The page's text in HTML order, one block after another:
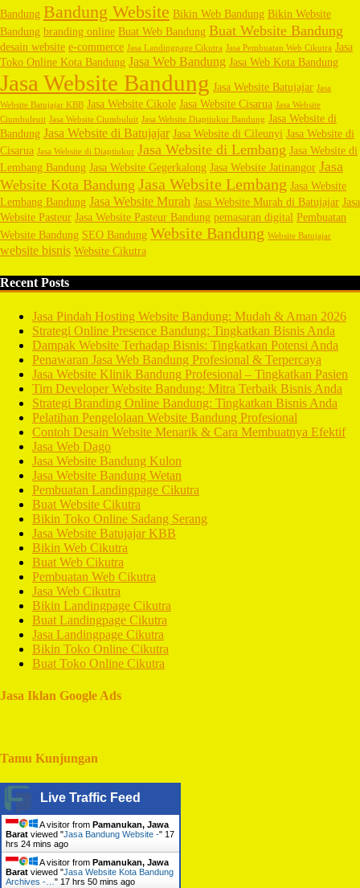
Bandung Bandung Website Bikin Web Bandung Bikin Website
Bandung branding online Buat Web Bandung Buat Website Bandung
desain website e-commerce Jasa Landingpage Cikutra Jasa Pembuatan Web Cikutra Jasa
Toko Online Kota Bandung Jasa Web Bandung Jasa Web Kota Bandung
Jasa Website Bandung Jasa Website Batujajar Jasa
Website Batujajar KBB Jasa Website Cikole Jasa Website Cisarua Jasa Website
Ciumbuleuit Jasa Website Ciumbuluit Jasa Website Diaptiukur Bandung Jasa Website di
Bandung Jasa Website di Batujajar Jasa Website di Cileunyi Jasa Website di
Cisarua Jasa Website di Diaptiukur Jasa Website di Lembang Jasa Website di
Lembang Bandung Jasa Website Gegerkalong Jasa Website Jatinangor Jasa
Website Kota Bandung Jasa Website Lembang Jasa Website
Lembang Bandung Jasa Website Murah Jasa Website Murah di Batujajar Jasa
Website Pasteur Jasa Website Pasteur Bandung pemasaran digital Pembuatan
Website Bandung SEO Bandung Website Bandung Website Batujajar
website bisnis Website Cikutra
Recent Posts
Jasa Pindah Hosting Website Bandung: Mudah & Aman 2026
Strategi Online Presence Bandung: Tingkatkan Bisnis Anda
Dampak Website Terhadap Bisnis: Tingkatkan Potensi Anda
Penawaran Jasa Web Bandung Profesional & Terpercaya
Jasa Website Klinik Bandung Profesional – Tingkatkan Pasien
Tim Developer Website Bandung: Mitra Terbaik Bisnis Anda
Strategi Branding Online Bandung: Tingkatkan Bisnis Anda
Pelatihan Pengelolaan Website Bandung Profesional
Contoh Desain Website Menarik & Cara Membuatnya Efektif
Jasa Web Dago
Jasa Website Bandung Kulon
Jasa Website Bandung Wetan
Pembuatan Landingpage Cikutra
Buat Website Cikutra
Bikin Toko Online Sadang Serang
Jasa Website Batujajar KBB
Bikin Web Cikutra
Buat Web Cikutra
Pembuatan Web Cikutra
Jasa Web Cikutra
Bikin Landingpage Cikutra
Buat Landingpage Cikutra
Jasa Landingpage Cikutra
Bikin Toko Online Cikutra
Buat Toko Online Cikutra
Jasa Iklan Google Ads
Tamu Kunjungan
Live Traffic Feed
A visitor from Pamanukan, Jawa
Barat viewed "Jasa Bandung Website -" 17
hrs 24 mins ago
A visitor from Pamanukan, Jawa
Barat viewed "Jasa Website Kota Bandung
Archives -…" 17 hrs 50 mins ago